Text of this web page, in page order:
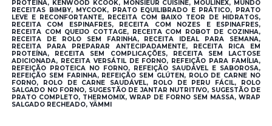
PROTEÍNA, KENWOOD KCOOK, MONSIEUR CUISINE, MOULINEX, MUNDO
RECEITAS BIMBY, MYCOOK, PRATO EQUILIBRADO E PRÁTICO, PRATO
LEVE E RECONFORTANTE, RECEITA COM BAIXO TEOR DE HIDRATOS,
RECEITA COM ESPINAFRES, RECEITA COM NOZES E ESPINAFRES,
RECEITA COM QUEIJO COTTAGE, RECEITA COM ROBOT DE COZINHA,
RECEITA DE ROLO SEM FARINHA, RECEITA IDEAL PARA SEMANA,
RECEITA PARA PREPARAR ANTECIPADAMENTE, RECEITA RICA EM
PROTEÍNA, RECEITA SEM COMPLICAÇÕES, RECEITA SEM LACTOSE
ADICIONADA, RECEITA VERSÁTIL DE FORNO, REFEIÇÃO PARA FAMÍLIA,
REFEIÇÃO PROTEICA NO FORNO, REFEIÇÃO SAUDÁVEL E SABOROSA,
REFEIÇÃO SEM FARINHA, REFEIÇÃO SEM GLÚTEN, ROLO DE CARNE NO
FORNO, ROLO DE CARNE SAUDÁVEL, ROLO DE PERU FÁCIL, ROLO
SALGADO NO FORNO, SUGESTÃO DE JANTAR NUTRITIVO, SUGESTÃO DE
PRATO COMPLETO, THERMOMIX, WRAP DE FORNO SEM MASSA, WRAP
SALGADO RECHEADO, YÄMMI